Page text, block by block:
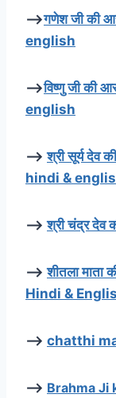
–>गणेश जी की
english
–>विष्णु जी
english
–>श्री सूर्य
hindi &
–>श्री चंद्र
–>शीतला
Hindi &
–> chatthi
–> Brahma Ji